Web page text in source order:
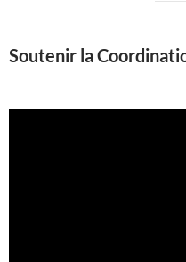
Soutenir la